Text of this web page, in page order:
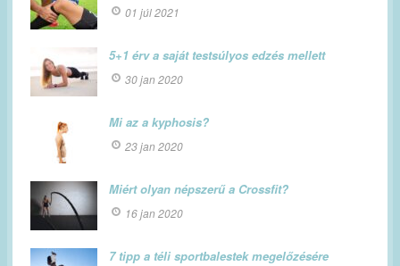
01 júl 2021
5+1 érv a saját testsúlyos edzés mellett
30 jan 2020
Mi az a kyphosis?
23 jan 2020
Miért olyan népszerű a Crossfit?
16 jan 2020
7 tipp a téli sportbalestek megelőzésére